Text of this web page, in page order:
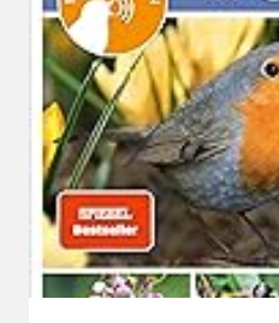
ON 1
00 A
RTEN. U
OGEL-B
UCH M
IT F